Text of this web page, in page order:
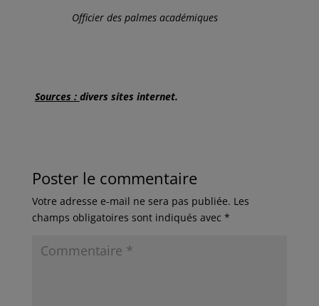
Officier des palmes académiques
Sources : divers sites internet.
Poster le commentaire
Votre adresse e-mail ne sera pas publiée. Les
champs obligatoires sont indiqués avec *